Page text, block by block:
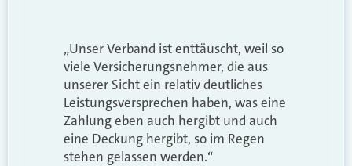
„Unser Verband ist enttäuscht, weil so
viele Versicherungsnehmer, die aus
unserer Sicht ein relativ deutliches
Leistungsversprechen haben, was eine
Zahlung eben auch hergibt und auch
eine Deckung hergibt, so im Regen
stehen gelassen werden.“